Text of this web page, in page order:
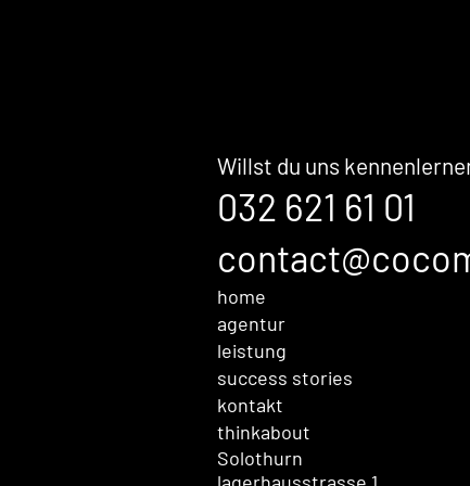
home
agentur
leistung
success stories
kontakt
thinkabout
Willst du uns
032 621 61 01
Solothurn